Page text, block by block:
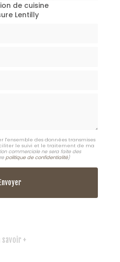
de cuisine
Lentilly
l'ensemble des données transmises
le suivi et le traitement de ma
commerciale ne sera faite des
politique de confidentialité)
savoir +